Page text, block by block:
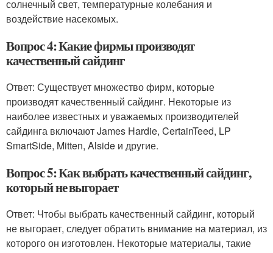
солнечный свет, температурные колебания и
воздействие насекомых.
Вопрос 4: Какие фирмы производят
качественный сайдинг
Ответ: Существует множество фирм, которые
производят качественный сайдинг. Некоторые из
наиболее известных и уважаемых производителей
сайдинга включают James Hardie, CertainTeed, LP
SmartSide, Mitten, Alside и другие.
Вопрос 5: Как выбрать качественный сайдинг,
который не выгорает
Ответ: Чтобы выбрать качественный сайдинг, который
не выгорает, следует обратить внимание на материал, из
которого он изготовлен. Некоторые материалы, такие